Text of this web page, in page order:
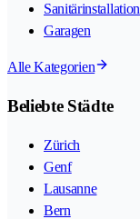
Sanitärinstallation
Garagen
Alle Kategorien
Beliebte Städte
Zürich
Genf
Lausanne
Bern